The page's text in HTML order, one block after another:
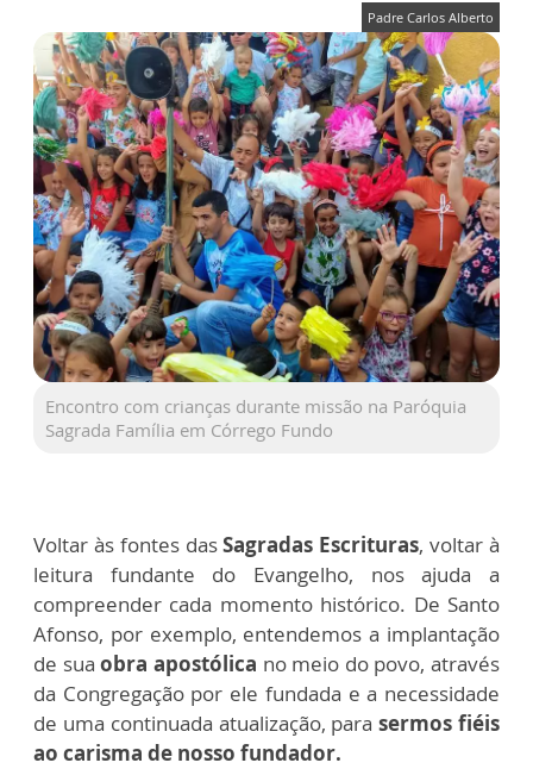
Padre Carlos Alberto
Encontro com crianças durante missão na Paróquia
Sagrada Família em Córrego Fundo
Voltar às fontes dasSagradas Escrituras, voltar à
leitura fundante do Evangelho, nos ajuda a
compreender cada momento histórico. De Santo
Afonso, por exemplo, entendemos a implantação
de suaobra apostólica no meio do povo, através
da Congregação por ele fundada e a necessidade
de uma continuada atualização, parasermos fiéis
ao carisma de nosso fundador.